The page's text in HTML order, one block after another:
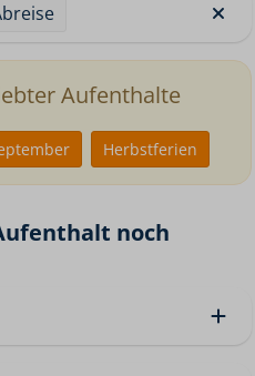
Aufenthalte
Herbstferien
noch